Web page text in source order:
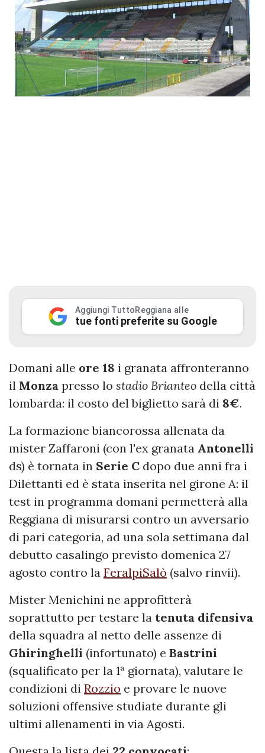
Aggiungi TuttoReggiana alle
tue fonti preferite su Google
Domani alle ore 18 i granata affronteranno
il Monza presso lo stadio Brianteo della città
lombarda: il costo del biglietto sarà di 8€.
La formazione biancorossa allenata da
mister Zaffaroni (con l'ex granata Antonelli
ds) è tornata in Serie C dopo due anni fra i
Dilettanti ed è stata inserita nel girone A: il
test in programma domani permetterà alla
Reggiana di misurarsi contro un avversario
di pari categoria, ad una sola settimana dal
debutto casalingo previsto domenica 27
agosto contro la FeralpiSalò (salvo rinvii).
Mister Menichini ne approfitterà
soprattutto per testare la tenuta difensiva
della squadra al netto delle assenze di
Ghiringhelli (infortunato) e Bastrini
(squalificato per la 1ª giornata), valutare le
condizioni di Rozzio e provare le nuove
soluzioni offensive studiate durante gli
ultimi allenamenti in via Agosti.